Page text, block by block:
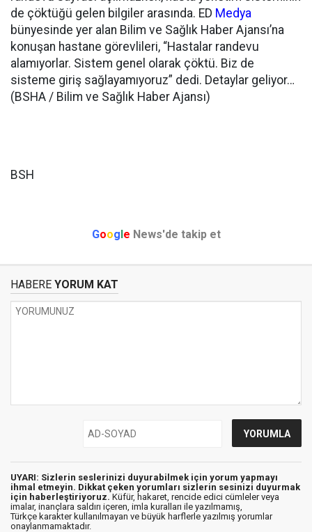
de çöktüğü gelen bilgiler arasında. ED Medya
bünyesinde yer alan Bilim ve Sağlık Haber Ajansı’na
konuşan hastane görevlileri, “Hastalar randevu
alamıyorlar. Sistem genel olarak çöktü. Biz de
sisteme giriş sağlayamıyoruz” dedi. Detaylar geliyor…
(BSHA / Bilim ve Sağlık Haber Ajansı)
BSH
Google News'de takip et
HABERE YORUM KAT
UYARI: Sizlerin seslerinizi duyurabilmek için yorum yapmayı
ihmal etmeyin. Dikkat çeken yorumları sizlerin sesinizi duyurmak
için haberleştiriyoruz. Küfür, hakaret, rencide edici cümleler veya
imalar, inançlara saldırı içeren, imla kuralları ile yazılmamış,
Türkçe karakter kullanılmayan ve büyük harflerle yazılmış yorumlar
onaylanmamaktadır.